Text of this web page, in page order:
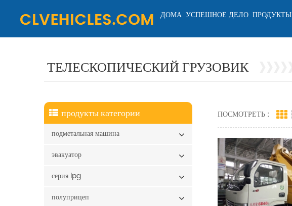
ДОМА УСПЕШНОЕ ДЕЛО ПРОДУКТЫ
ТЕЛЕСКОПИЧЕСКИЙ ГРУЗОВИК
продукты категории
подметальная машина
эвакуатор
серия lpg
полуприцеп
ПОСМОТРЕТЬ :